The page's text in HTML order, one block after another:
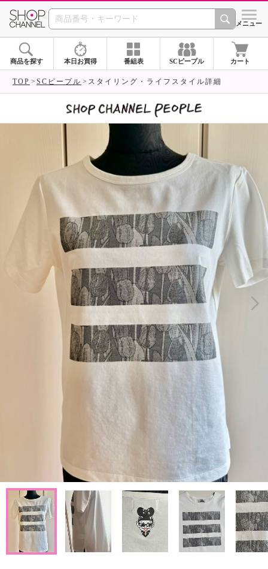
SHOP CHANNEL シメニュー
商品を探す 本日お買得 番組表 SCピープル カート
TOP SCピープル スタイリング・ライフスタイル詳細